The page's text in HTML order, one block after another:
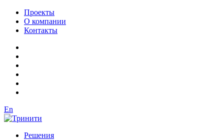
Проекты
О компании
Контакты
En
Решения